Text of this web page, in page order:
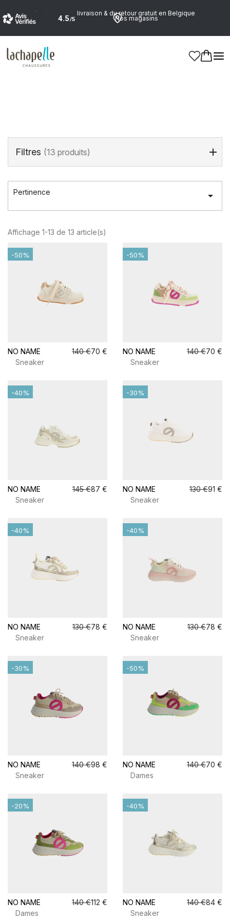
Profitez de la livraison & du retour gratuit en Belgique
Nos magasins
Accueil>Marques
Filtres (13 produits)
Pertinence 
Affichage 1-13 de 13 article(s)
NO NAME 140 €70 €
Sneaker
-50%
NO NAME 140 €70 €
Sneaker
-50%
NO NAME 145 €87 €
Sneaker
-40%
NO NAME 130 €91 €
Sneaker
-30%
NO NAME 130 €78 €
Sneaker
-40%
NO NAME 130 €78 €
Sneaker
-40%
NO NAME 140 €98 €
Sneaker
-30%
NO NAME 140 €70 €
Dames
-50%
NO NAME 140 €112 €
Dames
-20%
NO NAME 140 €84 €
Sneaker
-40%